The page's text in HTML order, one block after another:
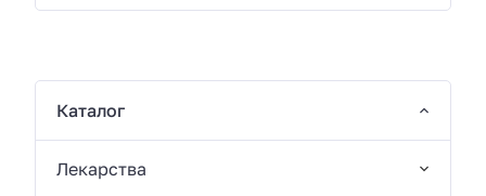
Каталог
Лекарства